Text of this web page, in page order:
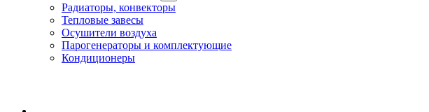
Радиаторы, конвекторы
Тепловые завесы
Осушители воздуха
Парогенераторы и комплектующие
Кондиционеры